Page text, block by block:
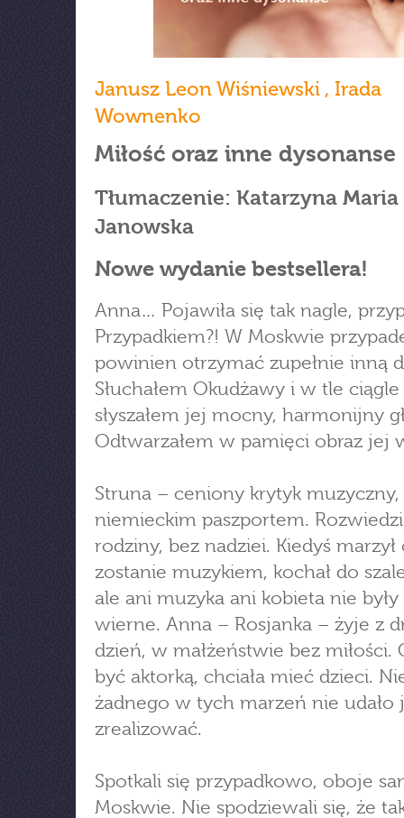
Janusz Leon Wiśniewski , Irada
Wownenko
Miłość oraz inne dysonanse
Tłumaczenie: Katarzyna Maria
Janowska
Nowe wydanie bestsellera!
Anna… Pojawiła się tak nagle,
Przypadkiem?! W Moskwie
powinien otrzymać zupełnie inną
Słuchałem Okudżawy i w tle ciągle
słyszałem jej mocny, harmonijny
Odtwarzałem w pamięci obraz jej
Struna – ceniony krytyk muzyczny,
niemieckim paszportem.
rodziny, bez nadziei. Kiedyś
zostanie muzykiem, kochał do
ale ani muzyka ani kobieta nie
wierne. Anna – Rosjanka – żyje z
dzień, w małżeństwie bez miłości.
być aktorką, chciała mieć dzieci.
żadnego w tych marzeń nie udało
zrealizować.
Spotkali się przypadkowo, oboje
Moskwie. Nie spodziewali się, że